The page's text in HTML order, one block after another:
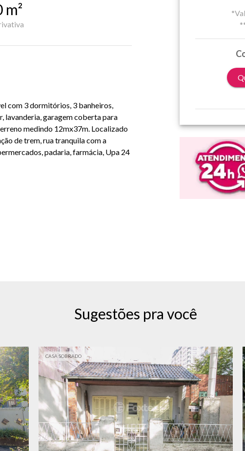
m²
com 3 dormitórios, 3 banheiros,
lavanderia, garagem coberta para
medindo 12mx37m. Localizado
de trem, rua tranquila com a
padaria, farmácia, Upa 24
Sugestões pra você
CASA SOBRADO